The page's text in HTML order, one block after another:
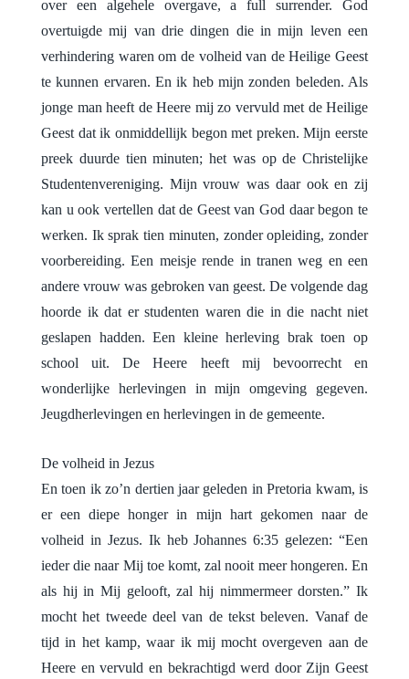
over een algehele overgave, a full surrender. God
overtuigde mij van drie dingen die in mijn leven een
verhindering waren om de volheid van de Heilige Geest
te kunnen ervaren. En ik heb mijn zonden beleden. Als
jonge man heeft de Heere mij zo vervuld met de Heilige
Geest dat ik onmiddellijk begon met preken. Mijn eerste
preek duurde tien minuten; het was op de Christelijke
Studentenvereniging. Mijn vrouw was daar ook en zij
kan u ook vertellen dat de Geest van God daar begon te
werken. Ik sprak tien minuten, zonder opleiding, zonder
voorbereiding. Een meisje rende in tranen weg en een
andere vrouw was gebroken van geest. De volgende dag
hoorde ik dat er studenten waren die in die nacht niet
geslapen hadden. Een kleine herleving brak toen op
school uit. De Heere heeft mij bevoorrecht en
wonderlijke herlevingen in mijn omgeving gegeven.
Jeugdherlevingen en herlevingen in de gemeente.
De volheid in Jezus
En toen ik zo’n dertien jaar geleden in Pretoria kwam, is
er een diepe honger in mijn hart gekomen naar de
volheid in Jezus. Ik heb Johannes 6:35 gelezen: “Een
ieder die naar Mij toe komt, zal nooit meer hongeren. En
als hij in Mij gelooft, zal hij nimmermeer dorsten.” Ik
mocht het tweede deel van de tekst beleven. Vanaf de
tijd in het kamp, waar ik mij mocht overgeven aan de
Heere en vervuld en bekrachtigd werd door Zijn Geest